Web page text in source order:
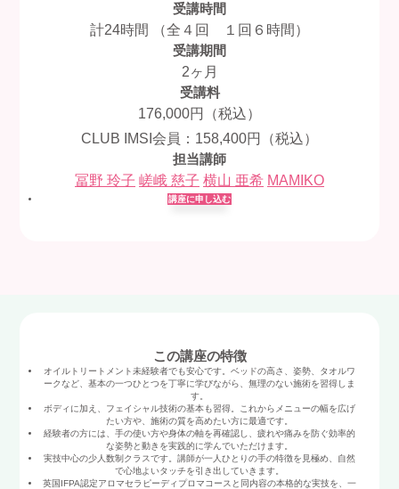
受講時間
計24時間 （全４回 １回６時間）
受講期間
2ヶ月
受講料
176,000円（税込）
CLUB IMSI会員：158,400円（税込）
担当講師
冨野 玲子 嵯峨 慈子 横山 亜希 MAMIKO
講座に申し込む
この講座の特徴
オイルトリートメント未経験者でも安心です。ベッドの高さ、姿勢、タオルワ
ークなど、基本の一つひとつを丁寧に学びながら、無理のない施術を習得しま
す。
ボディに加え、フェイシャル技術の基本も習得。これからメニューの幅を広げ
たい方や、施術の質を高めたい方に最適です。
経験者の方には、手の使い方や身体の軸を再確認し、疲れや痛みを防ぐ効率的
な姿勢と動きを実践的に学んでいただけます。
実技中心の少人数制クラスです。講師が一人ひとりの手の特徴を見極め、自然
で心地よいタッチを引き出していきます。
英国IFPA認定アロマセラピーディプロマコースと同内容の本格的な実技を、一